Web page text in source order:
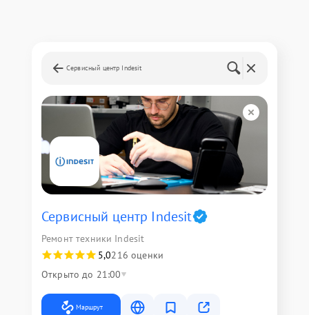
Сервисный центр Indesit
Сервисный центр Indesit
Ремонт техники Indesit
5,0216 оценки
Открыто до 21:00
Маршрут